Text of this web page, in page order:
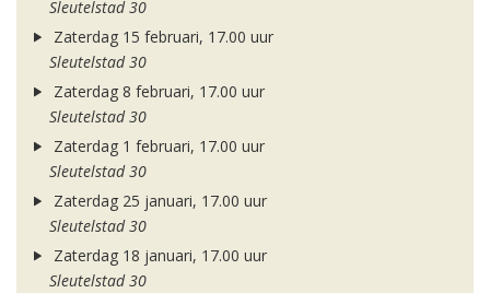
Sleutelstad 30
Zaterdag 15 februari, 17.00 uur
Sleutelstad 30
Zaterdag 8 februari, 17.00 uur
Sleutelstad 30
Zaterdag 1 februari, 17.00 uur
Sleutelstad 30
Zaterdag 25 januari, 17.00 uur
Sleutelstad 30
Zaterdag 18 januari, 17.00 uur
Sleutelstad 30